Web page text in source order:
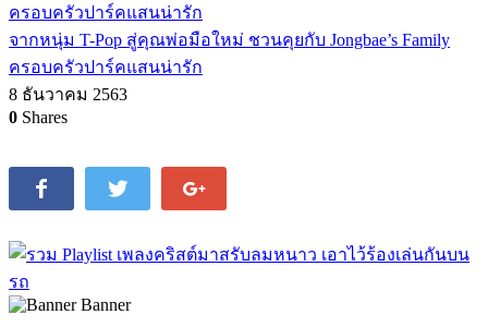
จากหนุ่ม T-Pop สู่คุณพ่อมือใหม่ ชวนคุยกับ Jongbae’s Family
ครอบครัวปาร์คแสนน่ารัก
8 ธันวาคม 2563
0 Shares
Banner